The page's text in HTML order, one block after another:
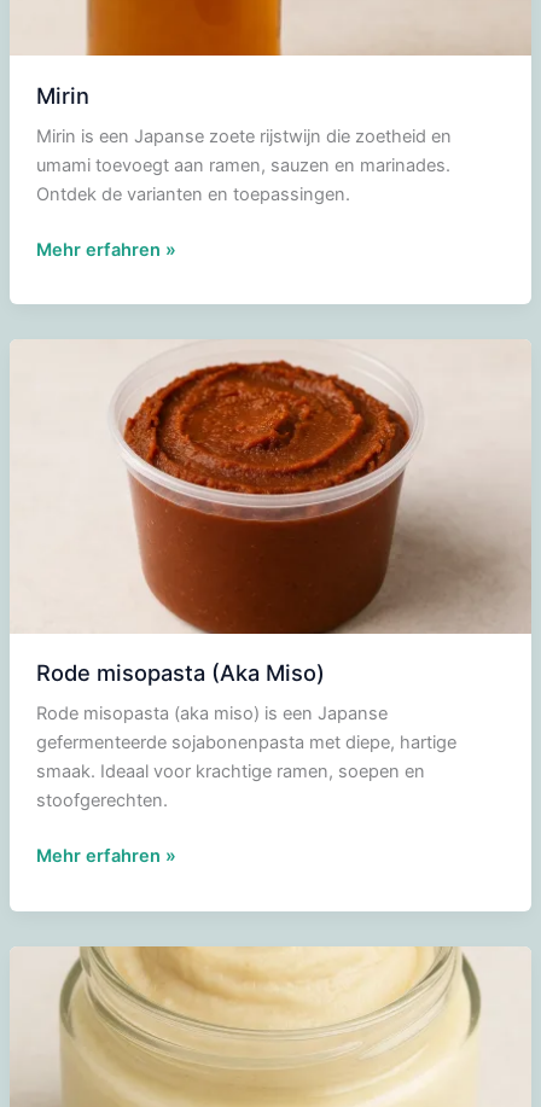
Mirin
Mirin is een Japanse zoete rijstwijn die zoetheid en
umami toevoegt aan ramen, sauzen en marinades.
Ontdek de varianten en toepassingen.
Mirin
Mehr erfahren »
Rode misopasta (Aka Miso)
Rode misopasta (aka miso) is een Japanse
gefermenteerde sojabonenpasta met diepe, hartige
smaak. Ideaal voor krachtige ramen, soepen en
stoofgerechten.
Rode
(Aka
Miso)
Mehr erfahren »